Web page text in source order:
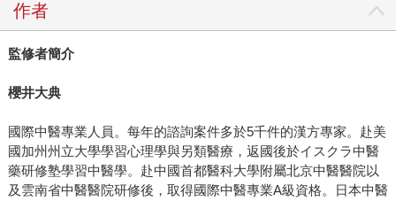
作者
監修者簡介
櫻井大典
國際中醫專業人員。每年的諮詢案件多於5千件的漢方專家。赴美
國加州州立大學學習心理學與另類醫療，返國後於イスクラ中醫
藥研修塾學習中醫學。赴中國首都醫科大學附屬北京中醫醫院以
及雲南省中醫醫院研修後，取得國際中醫專業A級資格。日本中醫